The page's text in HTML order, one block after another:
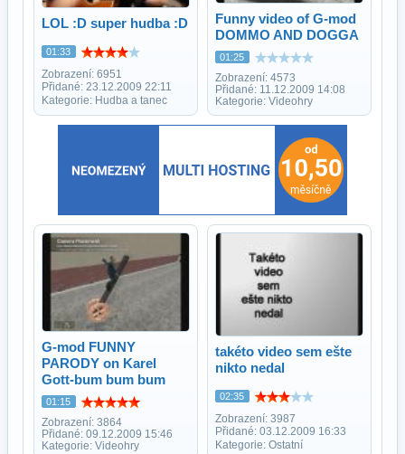
LOL :D super hudba :D
01:33
Zobrazení: 6951
Přidané: 23.12.2009 22:11
Kategorie: Hudba a tanec
Funny video of G-mod
DOMMO AND DOGGA
01:25
Zobrazení: 4573
Přidané: 11.12.2009 14:08
Kategorie: Videohry
G-mod FUNNY
PARODY on Karel
Gott-bum bum bum
01:15
Zobrazení: 3864
Přidané: 09.12.2009 15:46
Kategorie: Videohry
takéto video sem ešte
nikto nedal
02:35
Zobrazení: 3987
Přidané: 03.12.2009 16:33
Kategorie: Ostatní